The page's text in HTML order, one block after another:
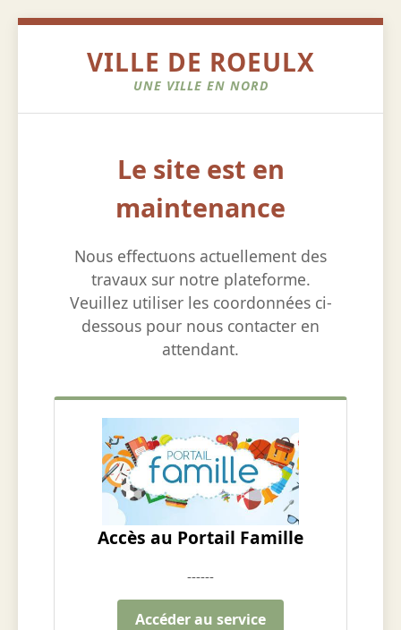
VILLE DE ROEULX
UNE VILLE EN NORD
Le site est en
maintenance
Nous effectuons actuellement des
travaux sur notre plateforme.
Veuillez utiliser les coordonnées ci-
dessous pour nous contacter en
attendant.
Accès au Portail Famille
------
Accéder au service